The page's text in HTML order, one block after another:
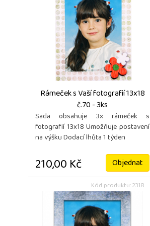
Rámeček s Vaší fotografií 13x18
č.70 - 3ks
Sada obsahuje 3x rámeček s
fotografií 13x18 Umožňuje postavení
na výšku Dodací lhůta 1 týden
210,00 Kč Objednat
Kód produktu: 2318